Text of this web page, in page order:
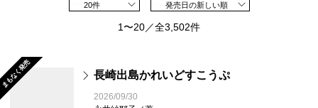
20件 発売日の新しい順
1〜20／全3,502件
まもなく発売 長崎出島かれいどすこうぷ
2026/09/30